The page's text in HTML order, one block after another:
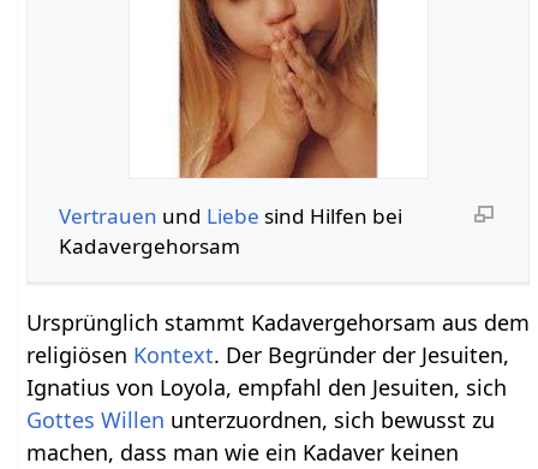
Vertrauen und Liebe sind Hilfen bei
Kadavergehorsam
Ursprünglich stammt Kadavergehorsam aus dem
religiösen Kontext. Der Begründer der Jesuiten,
Ignatius von Loyola, empfahl den Jesuiten, sich
Gottes Willen unterzuordnen, sich bewusst zu
machen, dass man wie ein Kadaver keinen